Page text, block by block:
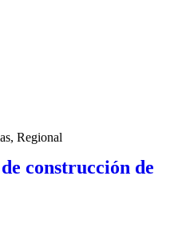
, Regional
construcción de